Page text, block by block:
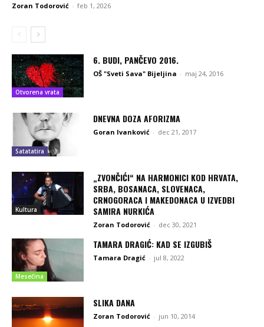
Zoran Todorović - feb 1, 2026
Otvorena vrata
6. BUDI, PANČEVO 2016.
OŠ "Sveti Sava" Bijeljina - maj 24, 2016
Satatatira
DNEVNA DOZA AFORIZMA
Goran Ivanković - dec 21, 2017
Kultura
„ZVONČIĆI“ NA HARMONICI KOD HRVATA,
SRBA, BOSANACA, SLOVENACA,
CRNOGORACA I MAKEDONACA U IZVEDBI
SAMIRA NURKIĆA
Zoran Todorović - dec 30, 2021
Mesečina
TAMARA DRAGIĆ: KAD SE IZGUBIŠ
Tamara Dragić - jul 8, 2022
SLIKA DANA
Zoran Todorović - jun 10, 2014